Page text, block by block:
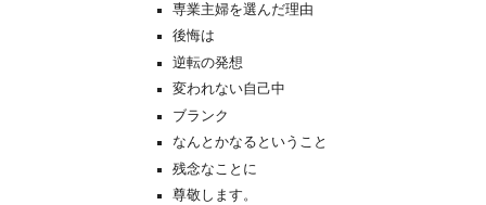
専業主婦を選んだ理由
後悔は
逆転の発想
変われない自己中
ブランク
なんとかなるということ
残念なことに
尊敬します。